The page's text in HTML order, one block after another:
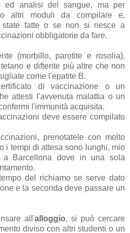
ed analisi del sangue, ma per
altri moduli da compilare e,
state fatte o se non si riesce a
obbligatorie da fare.
(morbillo, parotite e rosolia),
e difterite più altre che non
come l'epatite B.
di vaccinazione o un
attesti l'avvenuta malattia o un
l'immunità acquisita.
deve essere compilato
prenotatele con molto
i tempi di attesa sono lunghi, mio
Barcellona dove in una sola
del richiamo se serve dato
e la seconda deve passare un
all'alloggio, si può cercare
diviso con altri studenti o un